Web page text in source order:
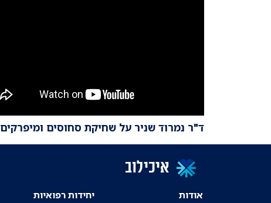
ד"ר נמרוד שניר על שחיקת סחוסים ומיפרקים
איכילוב
אודות יחידות רפואיות